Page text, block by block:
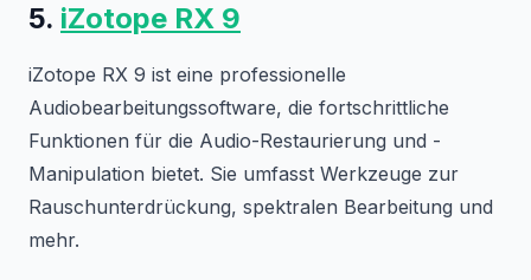
5. iZotope RX 9
iZotope RX 9 ist eine professionelle
Audiobearbeitungssoftware, die fortschrittliche
Funktionen für die Audio-Restaurierung und -
Manipulation bietet. Sie umfasst Werkzeuge zur
Rauschunterdrückung, spektralen Bearbeitung und
mehr.